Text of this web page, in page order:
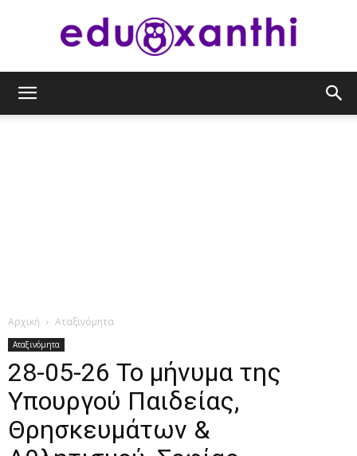
Αρχική Αταξινόμητα
Αταξινόμητα
28-05-26 Το μήνυμα της
Υπουργού Παιδείας,
Θρησκευμάτων &